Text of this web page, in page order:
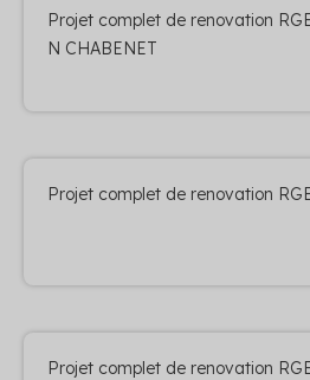
Projet complet de renovation
N CHABENET
Projet complet de renovation
Projet complet de renovation